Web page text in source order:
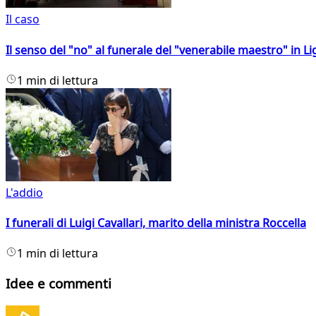
Il caso
Il senso del "no" al funerale del "venerabile maestro" in
1 min di lettura
L'addio
I funerali di Luigi Cavallari, marito della ministra Roccella
1 min di lettura
Idee e commenti